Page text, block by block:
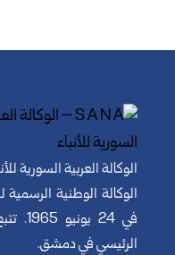
الوكالة العربية السورية
الوكالة الوطنية
في 24
الرئيسي في دمشق.